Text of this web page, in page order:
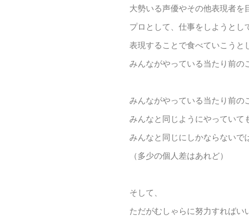
大勢いる声優やその他表現者を
プロとして、仕事をしようとし
表現することで食べていこうと
みんながやっている当たり前の
みんながやっている当たり前の
みんなと同じようにやっていて
みんなと同じにしかならないで
（多少の個人差はあれど）
そして、
ただがむしゃらに努力すればい